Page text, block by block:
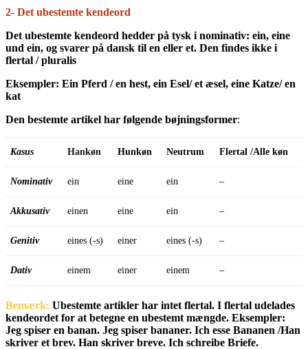
2- Det ubestemte kendeord
Det ubestemte kendeord hedder på tysk i nominativ: ein, eine
und ein, og svarer på dansk til en eller et. Den findes ikke i
flertal / pluralis
Eksempler: Ein Pferd / en hest, ein Esel/ et æsel, eine Katze/ en
kat
Den bestemte artikel har følgende bøjningsformer:
Kasus Hankøn Hunkøn Neutrum Flertal /Alle køn
Nominativ ein eine ein –
Akkusativ einen eine ein –
Genitiv eines (-s) einer eines (-s) –
Dativ einem einer einem –
Bemærk: Ubestemte artikler har intet flertal. I flertal udelades
kendeordet for at betegne en ubestemt mængde. Eksempler:
Jeg spiser en banan. Jeg spiser bananer. Ich esse Bananen /Han
skriver et brev. Han skriver breve. Ich schreibe Briefe.